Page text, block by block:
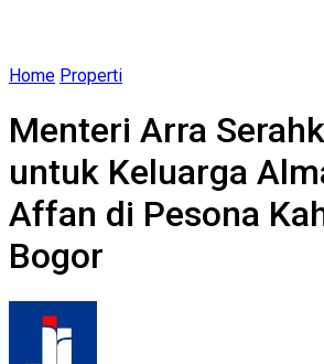
Home Properti
Menteri Arra
untuk Keluarga
Affan di Pesona
Bogor